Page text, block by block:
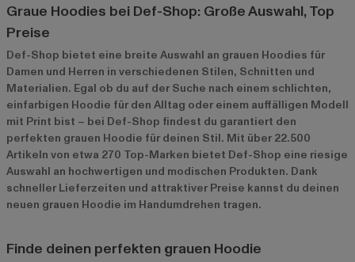
Graue Hoodies bei Def-Shop: Große Auswahl, Top
Preise
Def-Shop bietet eine breite Auswahl an grauen Hoodies für
Damen und Herren in verschiedenen Stilen, Schnitten und
Materialien. Egal ob du auf der Suche nach einem schlichten,
einfarbigen Hoodie für den Alltag oder einem auffälligen Modell
mit Print bist – bei Def-Shop findest du garantiert den
perfekten grauen Hoodie für deinen Stil. Mit über 22.500
Artikeln von etwa 270 Top-Marken bietet Def-Shop eine riesige
Auswahl an hochwertigen und modischen Produkten. Dank
schneller Lieferzeiten und attraktiver Preise kannst du deinen
neuen grauen Hoodie im Handumdrehen tragen.
Finde deinen perfekten grauen Hoodie